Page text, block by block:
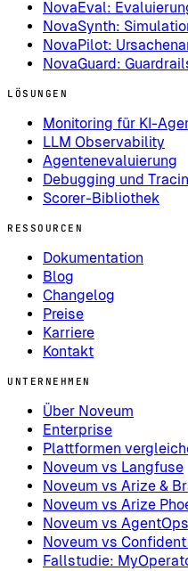
NovaEval:
NovaSynth:
NovaPilot:
NovaGuard:
LÖSUNGEN
Monitoring für KI-
LLM Observability
Agentenevaluierung
Debugging und
Scorer-Bibliothek
RESSOURCEN
Dokumentation
Blog
Changelog
Preise
Karriere
Kontakt
UNTERNEHMEN
Über Noveum
Enterprise
Plattformen
Noveum vs Langfuse
Noveum vs Arize &
Noveum vs Arize
Noveum vs AgentOps
Noveum vs Confident
Fallstudie: